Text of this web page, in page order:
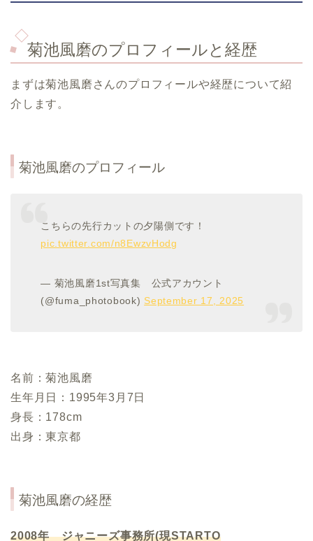
菊池風磨のプロフィールと経歴
まずは菊池風磨さんのプロフィールや経歴について紹
介します。
菊池風磨のプロフィール
こちらの先行カットの夕陽側です！
pic.twitter.com/n8EwzvHodg
— 菊池風磨1st写真集 公式アカウント
(@fuma_photobook) September 17, 2025
名前：菊池風磨
生年月日：1995年3月7日
身長：178cm
出身：東京都
菊池風磨の経歴
2008年 ジャニーズ事務所(現STARTO